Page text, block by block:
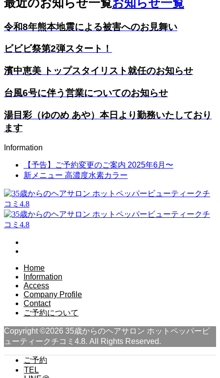
令和8年熊本地震による被害へのお見舞い
ビビビ祭第2弾スタート！
濱中恵美 トップスタイリスト就任のお知らせ
台風6号に伴う営業についてのお知らせ
湯目彩（ゆのめ あや）本日より勤務いたしており
ます
Information
【予告】ご予約変更のご案内 2025年6月〜
新メニュー 高濃度水素カラー
Home
Information
Access
Company Profile
Contact
ご予約について
Copyright ©2026 35歳からのヘアサロン ホットペッパービ
ューティークチコミ4.8. All Rights Reserved.
ご予約
TEL